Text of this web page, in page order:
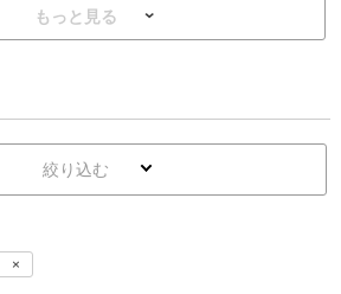
もっと見る
絞り込む
×